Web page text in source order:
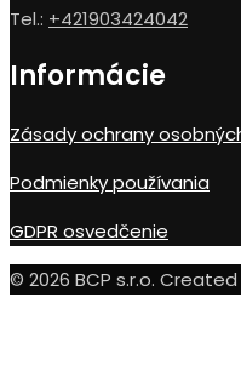
Tel.: +421903424042
Informácie
Zásady ochrany
Podmienky používania
GDPR osvedčenie
© 2026 BCP s.r.o.